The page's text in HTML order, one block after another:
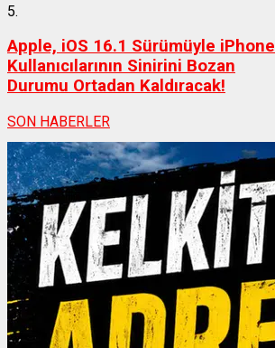
5.
Apple, iOS 16.1 Sürümüyle iPhone
Kullanıcılarının Sinirini Bozan
Durumu Ortadan Kaldıracak!
SON HABERLER